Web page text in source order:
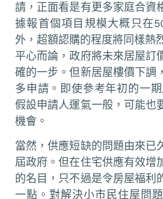
請，正面看是有更多家庭合資
據報首個項目規模大概只在
外，超額認購的程度將同樣熱
平心而論，政府將未來居屋訂
確的一步。但新居屋樓價下調
多申請。即使參考年初的一
假設申請人運氣一般，可能也
機會。
當然，供應短缺的問題由來已
屆政府。但在住宅供應有效增
的名目，只不過是令房屋福利
一點。對解決小市民住屋問